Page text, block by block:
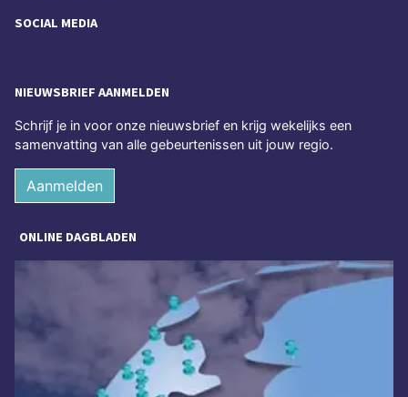
SOCIAL MEDIA
NIEUWSBRIEF AANMELDEN
Schrijf je in voor onze nieuwsbrief en krijg wekelijks een
samenvatting van alle gebeurtenissen uit jouw regio.
Aanmelden
ONLINE DAGBLADEN